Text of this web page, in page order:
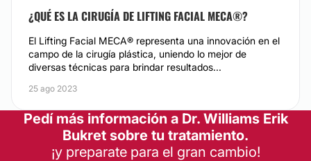
¿QUÉ ES LA CIRUGÍA DE LIFTING FACIAL MECA®️?
El Lifting Facial MECA®️ representa una innovación en el
campo de la cirugía plástica, uniendo lo mejor de
diversas técnicas para brindar resultados...
25 ago 2023
Pedí más información a Dr. Williams Erik
Bukret sobre tu tratamiento.
¡y preparate para el gran cambio!